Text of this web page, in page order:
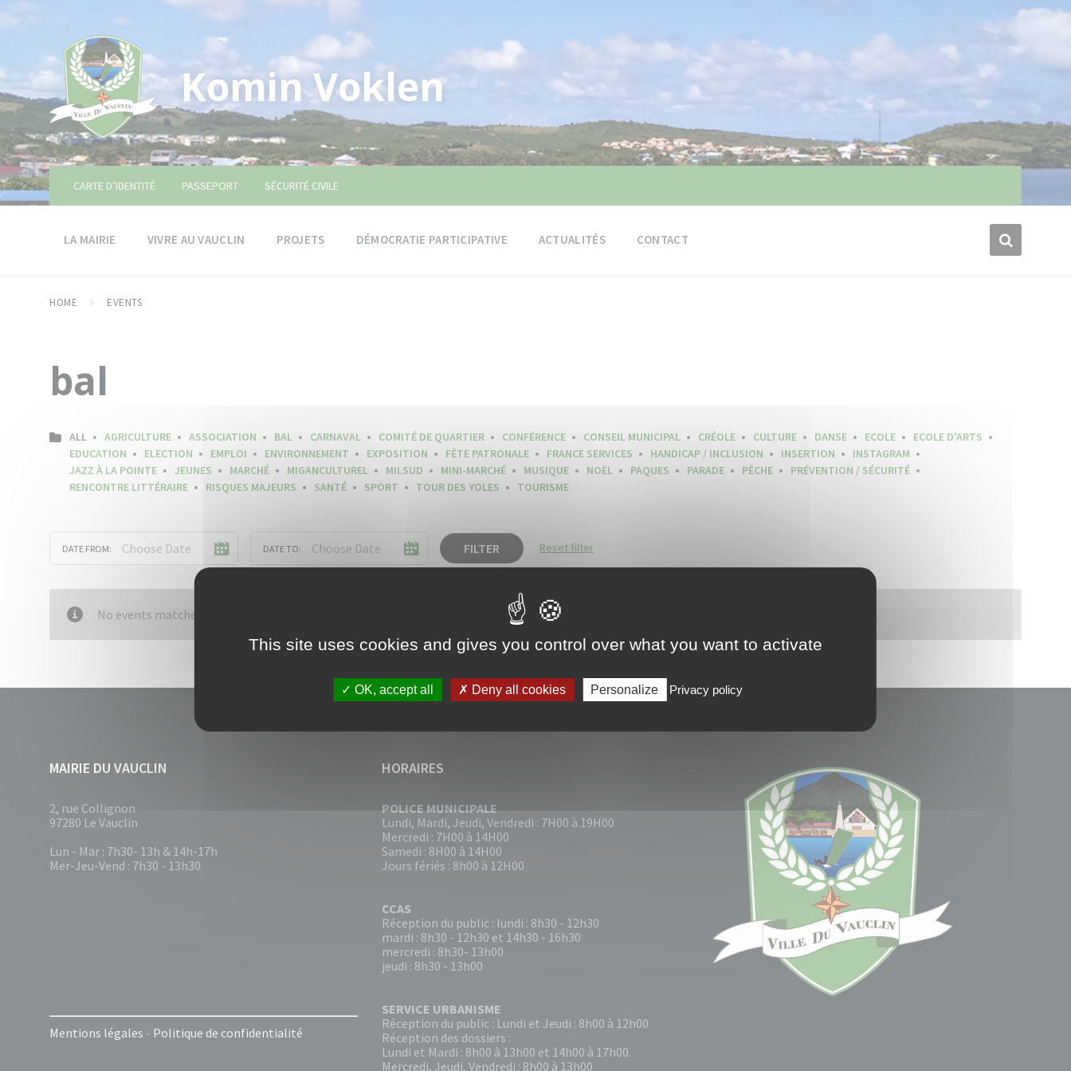
Komin Voklen
CARTE D’IDENTITÉ PASSEPORT SÉCURITÉ CIVILE
LA MAIRIE VIVRE AU VAUCLIN PROJETS DÉMOCRATIE PARTICIPATIVE ACTUALITÉS CONTACT
HOME EVENTS
bal
ALL AGRICULTURE ASSOCIATION BAL CARNAVAL COMITÉ DE QUARTIER CONFÉRENCE CONSEIL MUNICIPAL CRÉOLE CULTURE DANSE ECOLE
ECOLE D'ARTS
EDUCATION
ELECTION EMPLOI ENVIRONNEMENT EXPOSITION FÊTE PATRONALE FRANCE SERVICES HANDICAP / INCLUSION INSERTION
INSTAGRAM
JAZZ À LA POINTE
JEUNES MARCHÉ MIGANCULTUREL MILSUD MINI-MARCHÉ MUSIQUE NOËL PAQUES PARADE PÊCHE
PRÉVENTION / SÉCURITÉ
RENCONTRE LITTÉRAIRE
RISQUES MAJEURS SANTÉ SPORT TOUR DES YOLES TOURISME
DATE FROM: DATE TO: FILTER Reset filter
No events matched your criteria
MAIRIE DU VAUCLIN
2, rue Collignon
97280 Le Vauclin
Lun - Mar : 7h30- 13h & 14h-17h
Mer-Jeu-Vend : 7h30 - 13h30
Mentions légales - Politique de confidentialité
HORAIRES
POLICE MUNICIPALE
Lundi, Mardi, Jeudi, Vendredi : 7H00 à 19H00
Mercredi : 7H00 à 14H00
Samedi : 8H00 à 14H00
Jours fériés : 8h00 à 12H00
CCAS
Réception du public : lundi : 8h30 - 12h30
mardi : 8h30 - 12h30 et 14h30 - 16h30
mercredi : 8h30- 13h00
jeudi : 8h30 - 13h00
SERVICE URBANISME
Réception du public : Lundi et Jeudi : 8h00 à 12h00
Réception des dossiers :
Lundi et Mardi : 8h00 à 13h00 et 14h00 à 17h00.
Mercredi, Jeudi, Vendredi : 8h00 à 13h00
This site uses cookies and gives you control over what you want to activate
OK, accept all Deny all cookies Personalize Privacy policy